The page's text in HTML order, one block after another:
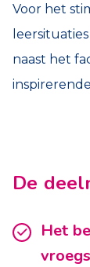
Voor het
naast het
De
Het